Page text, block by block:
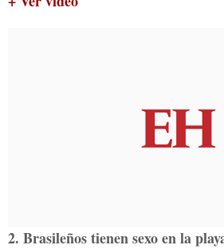
2. Brasileños tienen sexo en la